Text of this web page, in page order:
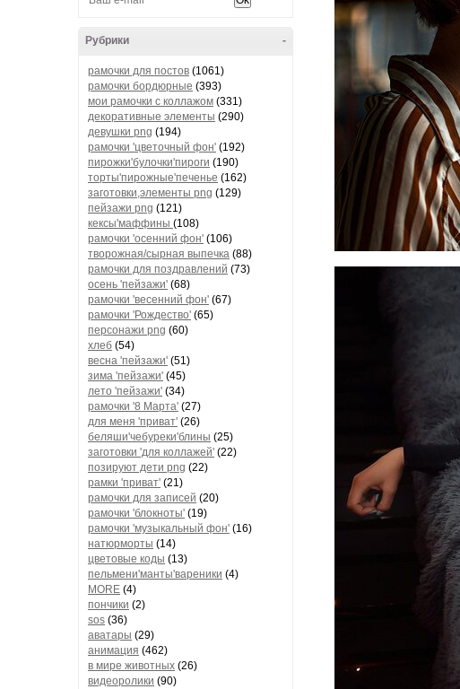
-
Рубрики
рамочки для постов (1061)
рамочки бордюрные (393)
мои рамочки с коллажом (331)
декоративные элементы (290)
девушки png (194)
рамочки 'цветочный фон' (192)
пирожки'булочки'пироги (190)
торты'пирожные'печенье (162)
заготовки,элементы png (129)
пейзажи png (121)
кексы'маффины (108)
рамочки 'осенний фон' (106)
творожная/сырная выпечка (88)
рамочки для поздравлений (73)
осень 'пейзажи' (68)
рамочки 'весенний фон' (67)
рамочки 'Рождество' (65)
персонажи png (60)
хлеб (54)
весна 'пейзажи' (51)
зима 'пейзажи' (45)
лето 'пейзажи' (34)
рамочки '8 Марта' (27)
для меня 'приват' (26)
беляши'чебуреки'блины (25)
заготовки 'для коллажей' (22)
позируют дети png (22)
рамки 'приват' (21)
рамочки для записей (20)
рамочки 'блокноты' (19)
рамочки 'музыкальный фон' (16)
натюрморты (14)
цветовые коды (13)
пельмени'манты'вареники (4)
MORE (4)
пончики (2)
sos (36)
аватары (29)
анимация (462)
в мире животных (26)
видеоролики (90)